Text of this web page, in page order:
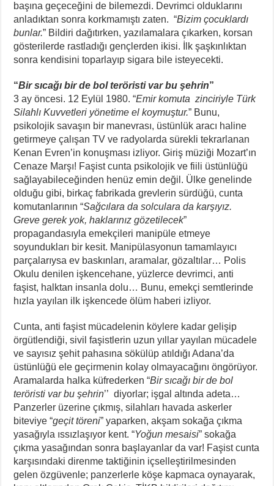
başına geçeceğini de bilemezdi. Devrimci olduklarını
anladıktan sonra korkmamıştı zaten. “Bizim çocuklardı
bunlar.” Bildiri dağıtırken, yazılamalara çıkarken, korsan
gösterilerde rastladığı gençlerden ikisi. İlk şaşkınlıktan
sonra kendisini toparlayıp sigara bile isteyecekti.
“Bir sıcağı bir de bol teröristi var bu şehrin”
3 ay öncesi. 12 Eylül 1980. “Emir komuta zinciriyle Türk
Silahlı Kuvvetleri yönetime el koymuştur.” Bunu,
psikolojik savaşın bir manevrası, üstünlük aracı haline
getirmeye çalışan TV ve radyolarda sürekli tekrarlanan
Kenan Evren’in konuşması izliyor. Giriş müziği Mozart’ın
Cenaze Marşı! Faşist cunta psikolojik ve fiili üstünlüğü
sağlayabileceğinden henüz emin değil. Ülke genelinde
olduğu gibi, birkaç fabrikada grevlerin sürdüğü, cunta
komutanlarının “Sağcılara da solculara da karşıyız.
Greve gerek yok, haklarınız gözetilecek”
propagandasıyla emekçileri manipüle etmeye
soyundukları bir kesit. Manipülasyonun tamamlayıcı
parçalarıysa ev baskınları, aramalar, gözaltılar… Polis
Okulu denilen işkencehane, yüzlerce devrimci, anti
faşist, halktan insanla dolu… Bunu, emekçi semtlerinde
hızla yayılan ilk işkencede ölüm haberi izliyor.
Cunta, anti faşist mücadelenin köylere kadar gelişip
örgütlendiği, sivil faşistlerin uzun yıllar yayılan mücadele
ve sayısız şehit pahasına sökülüp atıldığı Adana’da
üstünlüğü ele geçirmenin kolay olmayacağını öngörüyor.
Aramalarda halka küfrederken “Bir sıcağı bir de bol
teröristi var bu şehrin’’ diyorlar; işgal altında adeta…
Panzerler üzerine çıkmış, silahları havada askerler
biteviye “geçit töreni” yaparken, akşam sokağa çıkma
yasağıyla ıssızlaşıyor kent. “Yoğun mesaisi” sokağa
çıkma yasağından sonra başlayanlar da var! Faşist cunta
karşısındaki direnme taktiğinin içselleştirilmesinden
gelen özgüvenle; panzerlerle köşe kapmaca oynayarak,